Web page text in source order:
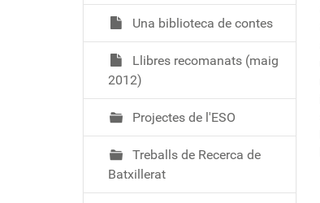
Una biblioteca de contes
Llibres recomanats (maig
2012)
Projectes de l'ESO
Treballs de Recerca de
Batxillerat